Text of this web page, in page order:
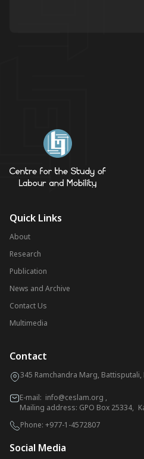
Quick Links
About
Research
Publication
News and Archive
Contact Us
Multimedia
Contact
345 Ramchandra Marg, Battisputali,
E-mail: info@ceslam.org ,
Mailing address: GPO Box 25334,
Phone: +977-1-4572807
Social Media